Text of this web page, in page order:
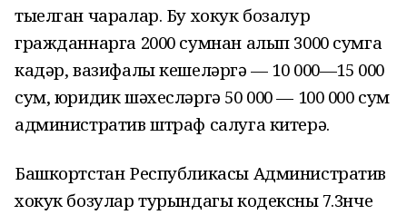
тыелган чаралар. Бу хокук бозалур
гражданнарга 2000 сумнан алып 3000 сумга
кадәр, вазифалы кешеләргә — 10 000—15 000
сум, юридик шәхесләргә 50 000 — 100 000 сум
административ штраф салуга китерә.
Башкортстан Республикасы Административ
хокук бозулар турындагы кодексның 7.3нче